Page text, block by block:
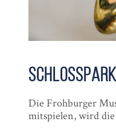
Die Frohburger
mitspielen, wird